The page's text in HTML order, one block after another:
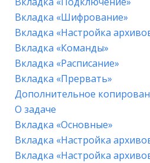
Вкладка «Шифрование»
Вкладка «Настройка
Вкладка «Команды»
Вкладка «Расписание»
Вкладка «Прервать»
Дополнительное
О задаче
Вкладка «Основные»
Вкладка «Настройка
Вкладка «Настройка